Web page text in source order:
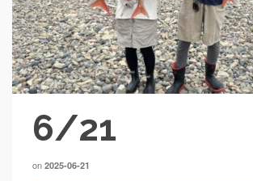
6/21
on 2025-06-21